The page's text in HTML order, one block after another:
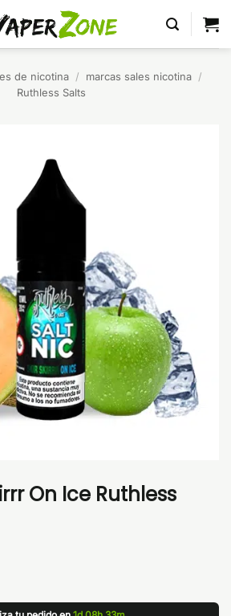
de nicotina / marcas sales nicotina /
Ruthless Salts
On Ice Ruthless